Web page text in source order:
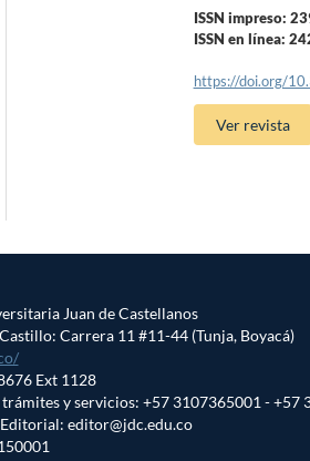
ISSN impreso:
ISSN en línea:
https://doi.org/
Ver revista
Juan de Castellanos
Carrera 11 #11-44 (Tunja, Boyacá)
Ext 1128
y servicios: +57 3107365001 - +57
editor@jdc.edu.co